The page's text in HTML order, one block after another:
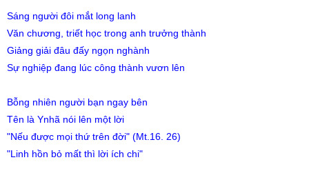
Sáng người đôi mắt long lanh
Văn chương, triết học trong anh trưởng thành
Giảng giải đâu đấy ngọn nghành
Sự nghiệp đang lúc công thành vươn lên
Bỗng nhiên người bạn ngay bên
Tên là Ynhã nói lên một lời
"Nếu được mọi thứ trên đời" (Mt.16. 26)
"Linh hồn bỏ mất thì lời ích chi"